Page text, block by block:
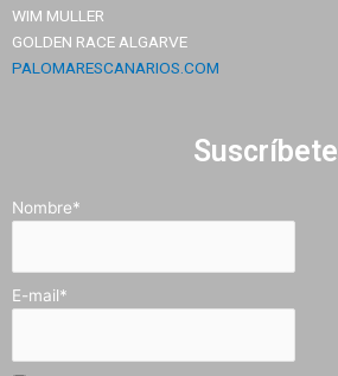
WIM MULLER
GOLDEN RACE ALGARVE
PALOMARESCANARIOS.COM
Suscríbete
Nombre*
E-mail*